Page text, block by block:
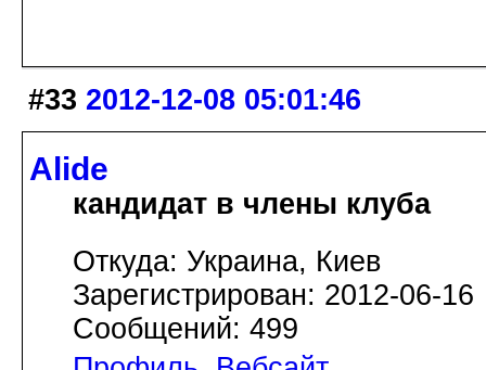
#33 2012-12-08 05:01:46
Alide
кандидат в члены клуба
Откуда: Украина, Киев
Зарегистрирован: 2012-06-16
Сообщений: 499